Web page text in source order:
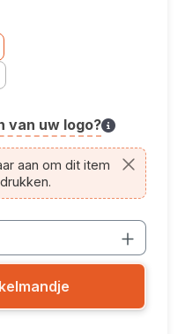
wash
wash
van uw logo?
aan om dit item
Voer de